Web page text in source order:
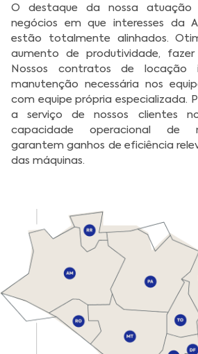
O destaque da nossa
negócios em que interesses da
estão totalmente alinhados.
aumento de produtividade,
Nossos contratos de locação
manutenção necessária nos
com equipe própria especializada.
a serviço de nossos clientes
capacidade operacional de
garantem ganhos de eficiência
das máquinas.